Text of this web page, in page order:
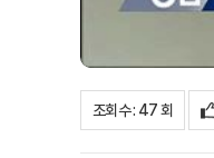
조회수 : 47 회